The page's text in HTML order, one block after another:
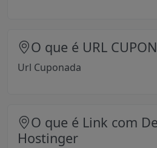
O que é URL
Url Cuponada
O que é Link com
Hostinger